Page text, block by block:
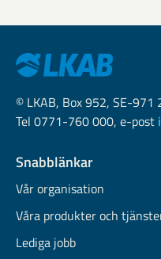
© LKAB, Box 952, SE-971
Tel 0771-760 000, e-post
Snabblänkar
Vår organisation
Våra produkter och
Lediga jobb